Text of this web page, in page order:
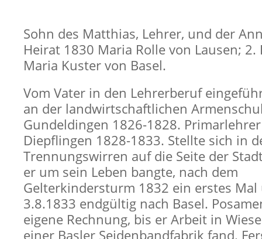
Sohn des Matthias, Lehrer, und der
Heirat 1830 Maria Rolle von Lausen;
Maria Kuster von Basel.
Vom Vater in den Lehrerberuf
an der landwirtschaftlichen
Gundeldingen 1826-1828.
Diepflingen 1828-1833. Stellte sich in
Trennungswirren auf die Seite der
er um sein Leben bangte, nach dem
Gelterkindersturm 1832 ein erstes Mal
3.8.1833 endgültig nach Basel.
eigene Rechnung, bis er Arbeit in
einer Basler Seidenbandfabrik fand.